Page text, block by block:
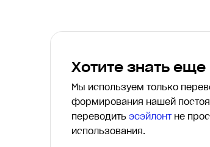
Хотите знать
Мы используем только
формирования нашей
переводить эсэйлонтне
использования.